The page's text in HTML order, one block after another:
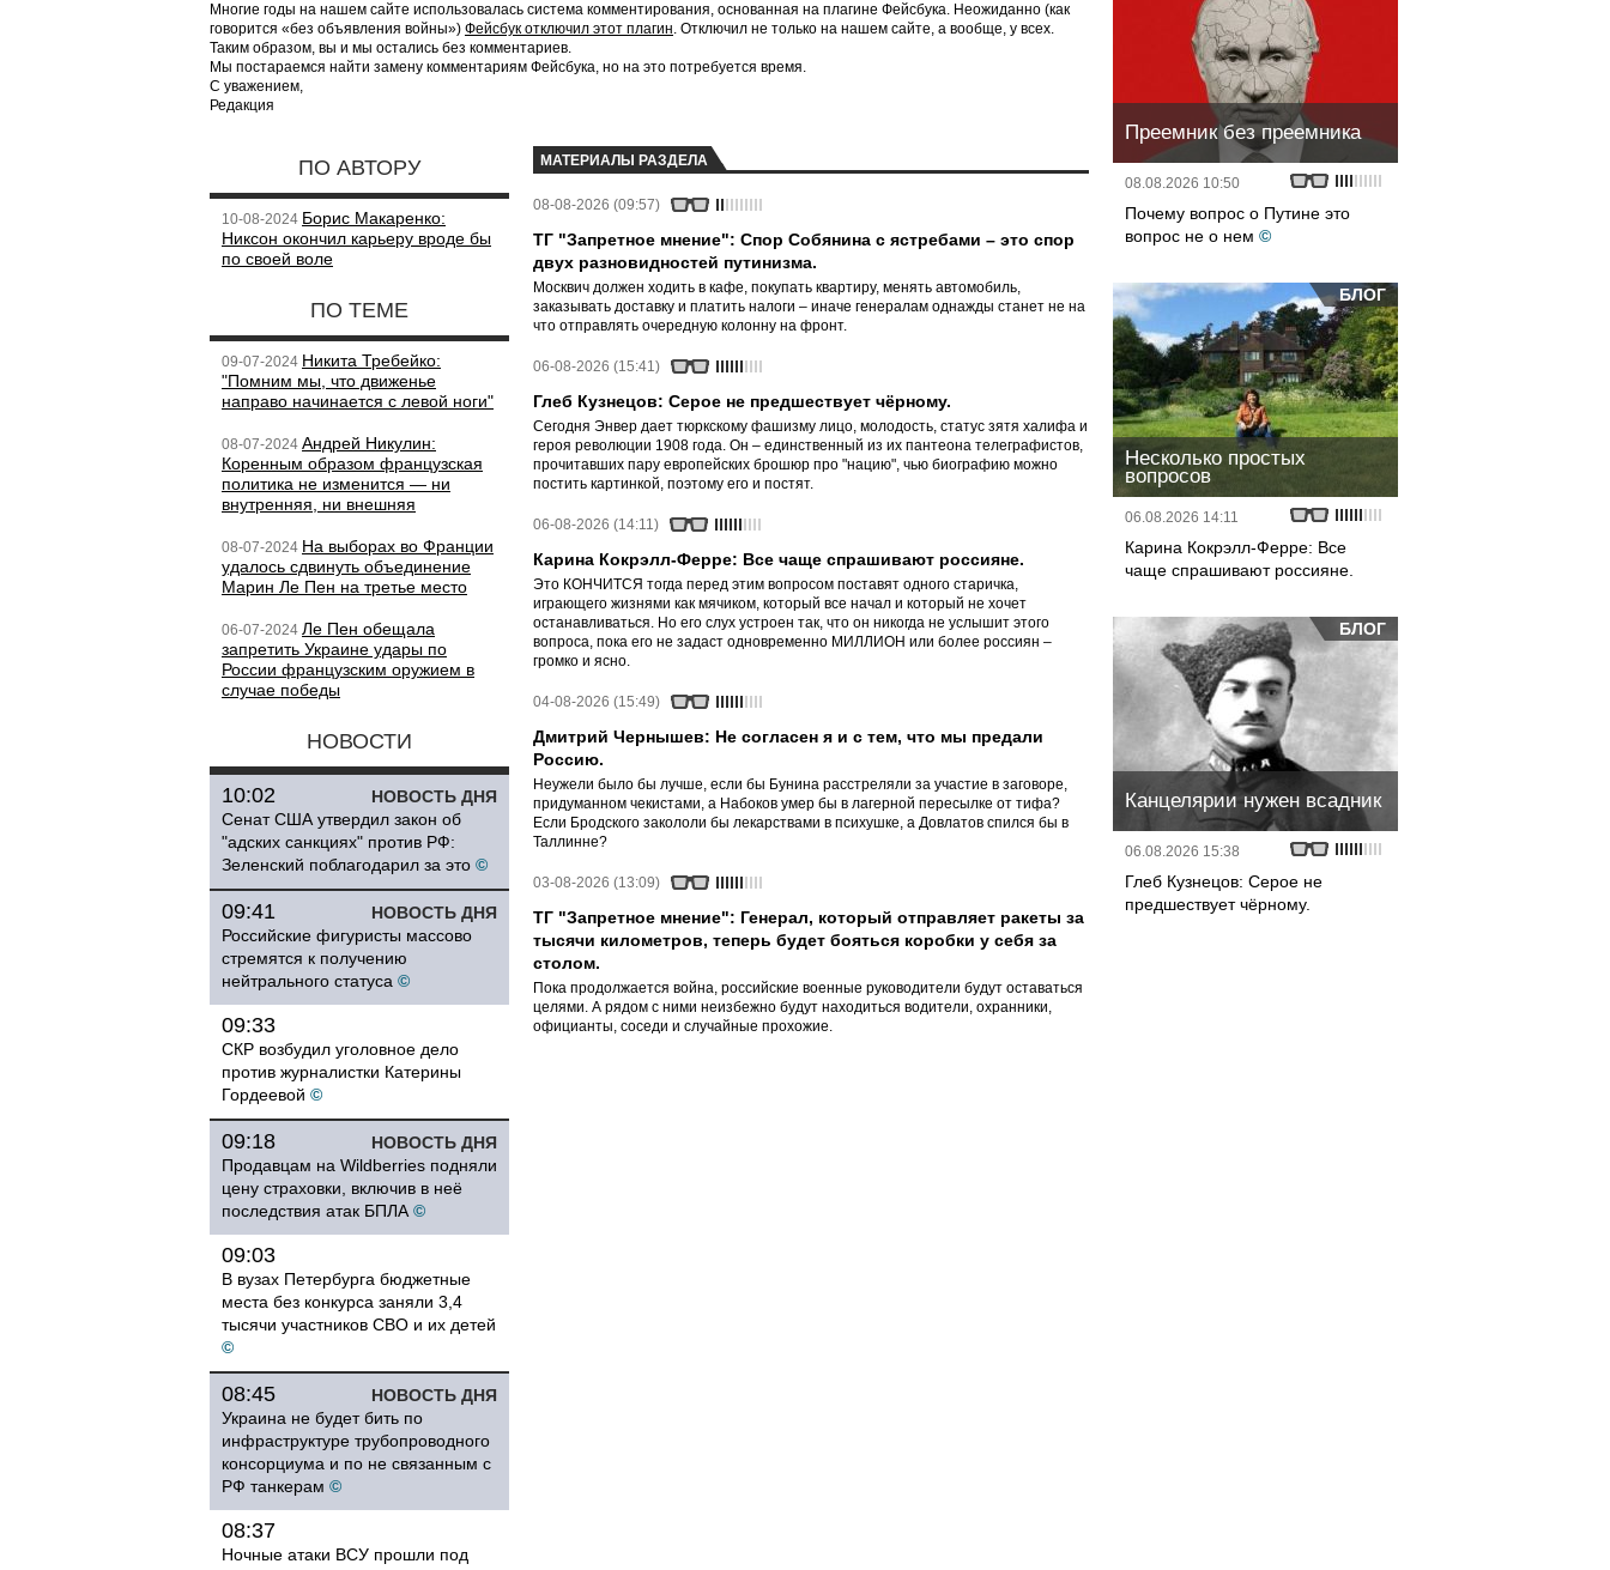
Многие годы на нашем сайте использовалась система комментирования, основанная на плагине Фейсбука. Неожиданно (как
говорится «без объявления войны») Фейсбук отключил этот плагин. Отключил не только на нашем сайте, а вообще, у всех.
Таким образом, вы и мы остались без комментариев.
Мы постараемся найти замену комментариям Фейсбука, но на это потребуется время.
С уважением,
Редакция
ПО АВТОРУ
10-08-2024 Борис Макаренко:
Никсон окончил карьеру вроде бы
по своей воле
ПО ТЕМЕ
09-07-2024 Никита Требейко:
"Помним мы, что движенье
направо начинается с левой ноги"
08-07-2024 Андрей Никулин:
Коренным образом французская
политика не изменится — ни
внутренняя, ни внешняя
08-07-2024 На выборах во Франции
удалось сдвинуть объединение
Марин Ле Пен на третье место
06-07-2024 Ле Пен обещала
запретить Украине удары по
России французским оружием в
случае победы
НОВОСТИ
НОВОСТЬ ДНЯ
10:02
Сенат США утвердил закон об
"адских санкциях" против РФ:
Зеленский поблагодарил за это ©
НОВОСТЬ ДНЯ
09:41
Российские фигуристы массово
стремятся к получению
нейтрального статуса ©
09:33
СКР возбудил уголовное дело
против журналистки Катерины
Гордеевой ©
НОВОСТЬ ДНЯ
09:18
Продавцам на Wildberries подняли
цену страховки, включив в неё
последствия атак БПЛА ©
09:03
В вузах Петербурга бюджетные
места без конкурса заняли 3,4
тысячи участников СВО и их детей
©
НОВОСТЬ ДНЯ
08:45
Украина не будет бить по
инфраструктуре трубопроводного
консорциума и по не связанным с
РФ танкерам ©
08:37
Ночные атаки ВСУ прошли под
МАТЕРИАЛЫ РАЗДЕЛА
08-08-2026 (09:57)
ТГ "Запретное мнение": Спор Собянина с ястребами – это спор
двух разновидностей путинизма.
Москвич должен ходить в кафе, покупать квартиру, менять автомобиль,
заказывать доставку и платить налоги – иначе генералам однажды станет не на
что отправлять очередную колонну на фронт.
06-08-2026 (15:41)
Глеб Кузнецов: Серое не предшествует чёрному.
Сегодня Энвер дает тюркскому фашизму лицо, молодость, статус зятя халифа и
героя революции 1908 года. Он – единственный из их пантеона телеграфистов,
прочитавших пару европейских брошюр про "нацию", чью биографию можно
постить картинкой, поэтому его и постят.
06-08-2026 (14:11)
Карина Кокрэлл-Ферре: Все чаще спрашивают россияне.
Это КОНЧИТСЯ тогда перед этим вопросом поставят одного старичка,
играющего жизнями как мячиком, который все начал и который не хочет
останавливаться. Но его слух устроен так, что он никогда не услышит этого
вопроса, пока его не задаст одновременно МИЛЛИОН или более россиян –
громко и ясно.
04-08-2026 (15:49)
Дмитрий Чернышев: Не согласен я и с тем, что мы предали
Россию.
Неужели было бы лучше, если бы Бунина расстреляли за участие в заговоре,
придуманном чекистами, а Набоков умер бы в лагерной пересылке от тифа?
Если Бродского закололи бы лекарствами в психушке, а Довлатов спился бы в
Таллинне?
03-08-2026 (13:09)
ТГ "Запретное мнение": Генерал, который отправляет ракеты за
тысячи километров, теперь будет бояться коробки у себя за
столом.
Пока продолжается война, российские военные руководители будут оставаться
целями. А рядом с ними неизбежно будут находиться водители, охранники,
официанты, соседи и случайные прохожие.
Преемник без преемника
08.08.2026 10:50
Почему вопрос о Путине это
вопрос не о нем ©
БЛОГ
Несколько простых
вопросов
06.08.2026 14:11
Карина Кокрэлл-Ферре: Все
чаще спрашивают россияне.
БЛОГ
Канцелярии нужен всадник
06.08.2026 15:38
Глеб Кузнецов: Серое не
предшествует чёрному.